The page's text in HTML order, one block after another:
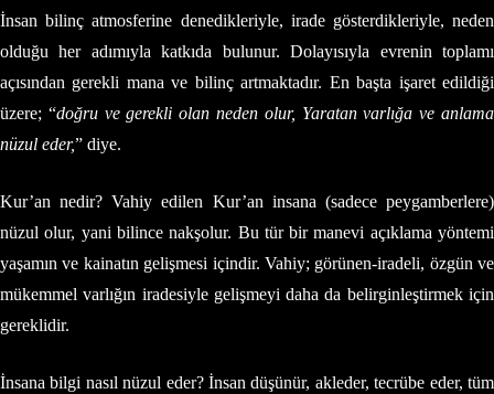
İnsan bilinç atmosferine denedikleriyle, irade gösterdikleriyle, neden
olduğu her adımıyla katkıda bulunur. Dolayısıyla evrenin toplamı
açısından gerekli mana ve bilinç artmaktadır. En başta işaret edildiği
üzere; “doğru ve gerekli olan neden olur, Yaratan varlığa ve anlama
nüzul eder,” diye.
Kur’an nedir? Vahiy edilen Kur’an insana (sadece peygamberlere)
nüzul olur, yani bilince nakşolur. Bu tür bir manevi açıklama yöntemi
yaşamın ve kainatın gelişmesi içindir. Vahiy; görünen-iradeli, özgün ve
mükemmel varlığın iradesiyle gelişmeyi daha da belirginleştirmek için
gereklidir.
İnsana bilgi nasıl nüzul eder? İnsan düşünür, akleder, tecrübe eder, tüm